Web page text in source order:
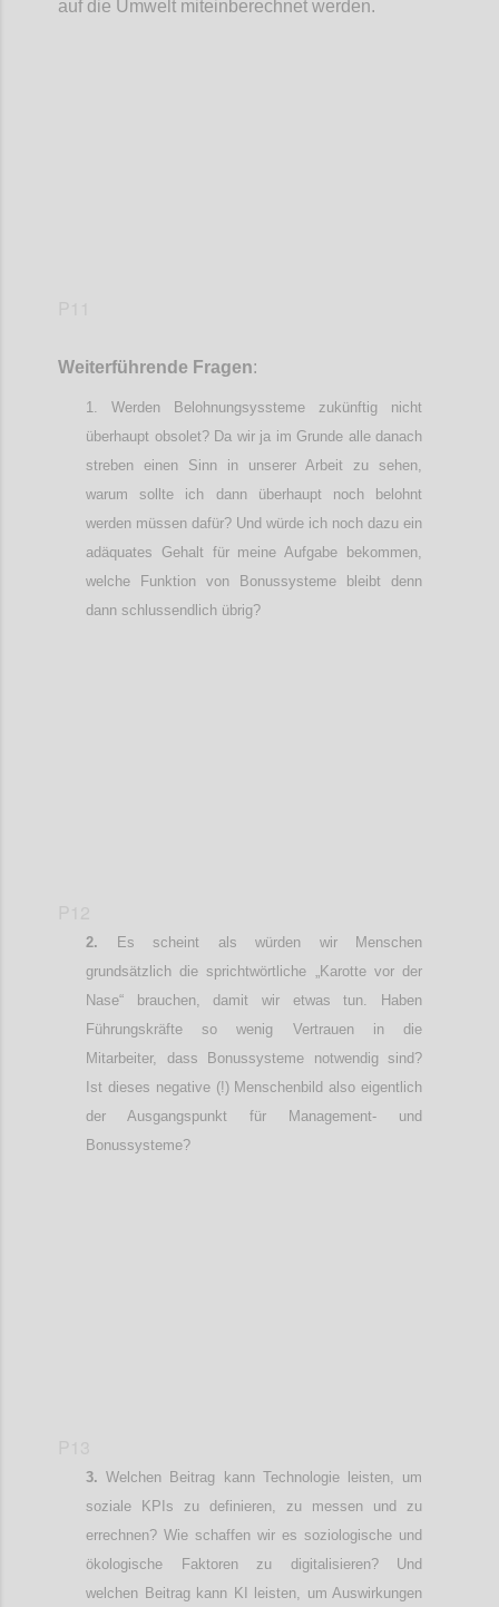
auf die Umwelt miteinberechnet werden.
Weiterführende Fragen:
Werden Belohnungsyssteme zukünftig nicht
überhaupt obsolet? Da wir ja im Grunde alle danach
streben einen Sinn in unserer Arbeit zu sehen,
warum sollte ich dann überhaupt noch belohnt
werden müssen dafür? Und würde ich noch dazu ein
adäquates Gehalt für meine Aufgabe bekommen,
welche Funktion von Bonussysteme bleibt denn
dann schlussendlich übrig?
Es scheint als würden wir Menschen
grundsätzlich die sprichtwörtliche „Karotte vor der
Nase“ brauchen, damit wir etwas tun. Haben
Führungskräfte so wenig Vertrauen in die
Mitarbeiter, dass Bonussysteme notwendig sind?
Ist dieses negative (!) Menschenbild also eigentlich
der Ausgangspunkt für
Management- und
Bonussysteme?
Welchen Beitrag kann Technologie leisten, um
soziale KPIs zu definieren, zu messen und zu
errechnen? Wie schaffen wir es soziologische und
ökologische Faktoren zu digitalisieren? Und
welchen Beitrag kann KI leisten, um Auswirkungen